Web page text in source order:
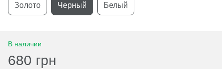
Золото Черный Белый
В наличии
680 грн